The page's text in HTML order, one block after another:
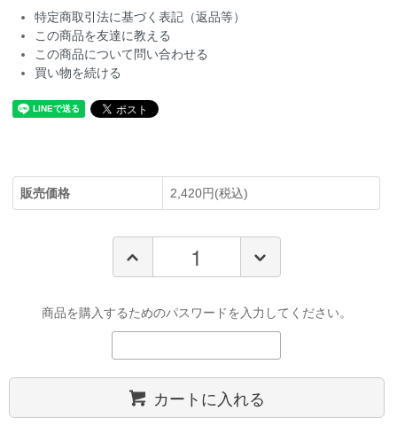
特定商取引法に基づく表記（返品等）
この商品を友達に教える
この商品について問い合わせる
買い物を続ける
販売価格 2,420円(税込)
商品を購入するためのパスワードを入力してください。
カートに入れる